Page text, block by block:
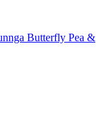
Butterfly Pea &